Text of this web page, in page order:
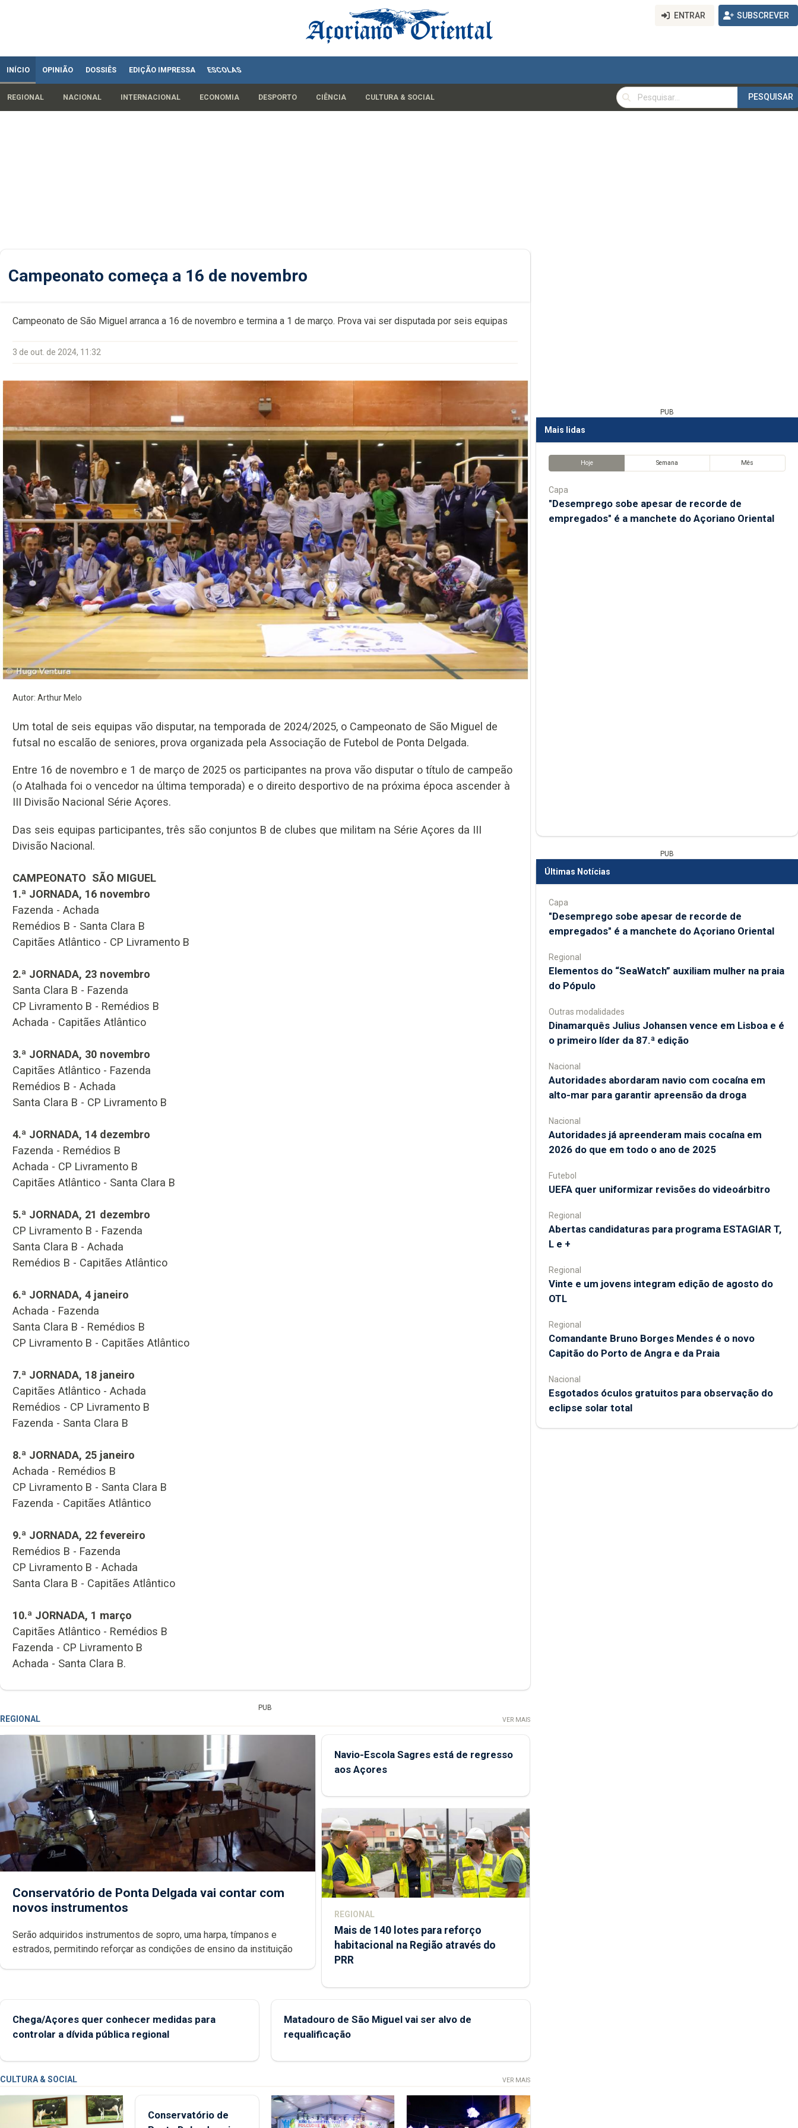
ENTRAR SUBSCREVER
INÍCIO OPINIÃO DOSSIÊS EDIÇÃO IMPRESSA ESCOLAS
REGIONAL NACIONAL INTERNACIONAL ECONOMIA DESPORTO CIÊNCIA CULTURA & SOCIAL
PESQUISAR
PESQUISAR
Campeonato começa a 16 de novembro
Campeonato de São Miguel arranca a 16 de novembro e termina a 1 de março. Prova vai ser disputada por seis equipas
3 de out. de 2024, 11:32
Autor: Arthur Melo
Um total de seis equipas vão disputar, na temporada de 2024/2025, o Campeonato de São Miguel de
futsal no escalão de seniores, prova organizada pela Associação de Futebol de Ponta Delgada.
Entre 16 de novembro e 1 de março de 2025 os participantes na prova vão disputar o título de campeão
(o Atalhada foi o vencedor na última temporada) e o direito desportivo de na próxima época ascender à
III Divisão Nacional Série Açores.
Das seis equipas participantes, três são conjuntos B de clubes que militam na Série Açores da III
Divisão Nacional.
CAMPEONATO SÃO MIGUEL
1.ª JORNADA, 16 novembro
Fazenda - Achada
Remédios B - Santa Clara B
Capitães Atlântico - CP Livramento B
2.ª JORNADA, 23 novembro
Santa Clara B - Fazenda
CP Livramento B - Remédios B
Achada - Capitães Atlântico
3.ª JORNADA, 30 novembro
Capitães Atlântico - Fazenda
Remédios B - Achada
Santa Clara B - CP Livramento B
4.ª JORNADA, 14 dezembro
Fazenda - Remédios B
Achada - CP Livramento B
Capitães Atlântico - Santa Clara B
5.ª JORNADA, 21 dezembro
CP Livramento B - Fazenda
Santa Clara B - Achada
Remédios B - Capitães Atlântico
6.ª JORNADA, 4 janeiro
Achada - Fazenda
Santa Clara B - Remédios B
CP Livramento B - Capitães Atlântico
7.ª JORNADA, 18 janeiro
Capitães Atlântico - Achada
Remédios - CP Livramento B
Fazenda - Santa Clara B
8.ª JORNADA, 25 janeiro
Achada - Remédios B
CP Livramento B - Santa Clara B
Fazenda - Capitães Atlântico
9.ª JORNADA, 22 fevereiro
Remédios B - Fazenda
CP Livramento B - Achada
Santa Clara B - Capitães Atlântico
10.ª JORNADA, 1 março
Capitães Atlântico - Remédios B
Fazenda - CP Livramento B
Achada - Santa Clara B.
PUB
REGIONAL VER MAIS
Conservatório de Ponta Delgada vai contar com
novos instrumentos
Serão adquiridos instrumentos de sopro, uma harpa, tímpanos e
estrados, permitindo reforçar as condições de ensino da instituição
Navio-Escola Sagres está de regresso
aos Açores
REGIONAL
Mais de 140 lotes para reforço
habitacional na Região através do
PRR
Chega/Açores quer conhecer medidas para
controlar a dívida pública regional
Matadouro de São Miguel vai ser alvo de
requalificação
CULTURA & SOCIAL VER MAIS
Conservatório de
PUB
Mais lidas
Hoje Semana Mês
Capa
"Desemprego sobe apesar de recorde de
empregados" é a manchete do Açoriano Oriental
PUB
Últimas Notícias
Capa
"Desemprego sobe apesar de recorde de
empregados" é a manchete do Açoriano Oriental
Regional
​Elementos do “SeaWatch” auxiliam mulher na praia
do Pópulo
Outras modalidades
Dinamarquês Julius Johansen vence em Lisboa e é
o primeiro líder da 87.ª edição
Nacional
Autoridades abordaram navio com cocaína em
alto-mar para garantir apreensão da droga
Nacional
Autoridades já apreenderam mais cocaína em
2026 do que em todo o ano de 2025
Futebol
UEFA quer uniformizar revisões do videoárbitro
Regional
Abertas candidaturas para programa ESTAGIAR T,
L e +
Regional
Vinte e um jovens integram edição de agosto do
OTL
Regional
Comandante Bruno Borges Mendes é o novo
Capitão do Porto de Angra e da Praia
Nacional
Esgotados óculos gratuitos para observação do
eclipse solar total